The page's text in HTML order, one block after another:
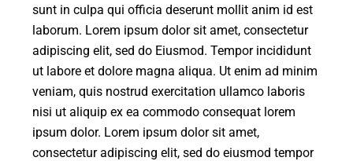
sunt in culpa qui officia deserunt mollit anim id est
laborum. Lorem ipsum dolor sit amet, consectetur
adipiscing elit, sed do Eiusmod. Tempor incididunt
ut labore et dolore magna aliqua. Ut enim ad minim
veniam, quis nostrud exercitation ullamco laboris
nisi ut aliquip ex ea commodo consequat lorem
ipsum dolor. Lorem ipsum dolor sit amet,
consectetur adipiscing elit, sed do eiusmod tempor